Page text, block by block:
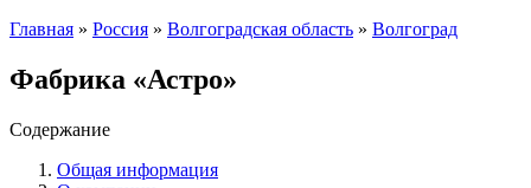
Главная » Россия » Волгоградская область » Волгоград
Фабрика «Астро»
Содержание
Общая информация